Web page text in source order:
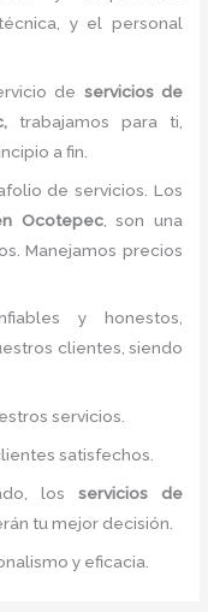
y el personal
de servicios de
trabajamos para ti,
a fin.
de servicios. Los
Ocotepec, son una
Manejamos precios
y honestos,
clientes, siendo
servicios.
satisfechos.
losservicios de
tu mejor decisión.
y eficacia.